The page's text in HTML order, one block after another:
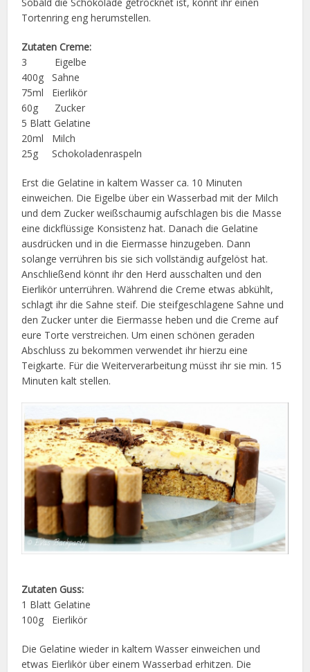
Tortenring eng herumstellen.
Zutaten Creme:
3 Eigelbe
400g Sahne
75ml Eierlikör
60g Zucker
5 Blatt Gelatine
20ml Milch
25g Schokoladenraspeln
Erst die Gelatine in kaltem Wasser ca. 10 Minuten
einweichen. Die Eigelbe über ein Wasserbad mit der Milch
und dem Zucker weißschaumig aufschlagen bis die Masse
eine dickflüssige Konsistenz hat. Danach die Gelatine
ausdrücken und in die Eiermasse hinzugeben. Dann
solange verrühren bis sie sich vollständig aufgelöst hat.
Anschließend könnt ihr den Herd ausschalten und den
Eierlikör unterrühren. Während die Creme etwas abkühlt,
schlagt ihr die Sahne steif. Die steifgeschlagene Sahne und
den Zucker unter die Eiermasse heben und die Creme auf
eure Torte verstreichen. Um einen schönen geraden
Abschluss zu bekommen verwendet ihr hierzu eine
Teigkarte. Für die Weiterverarbeitung müsst ihr sie min. 15
Minuten kalt stellen.
Zutaten Guss:
1 Blatt Gelatine
100g Eierlikör
Die Gelatine wieder in kaltem Wasser einweichen und
etwas Eierlikör über einem Wasserbad erhitzen. Die